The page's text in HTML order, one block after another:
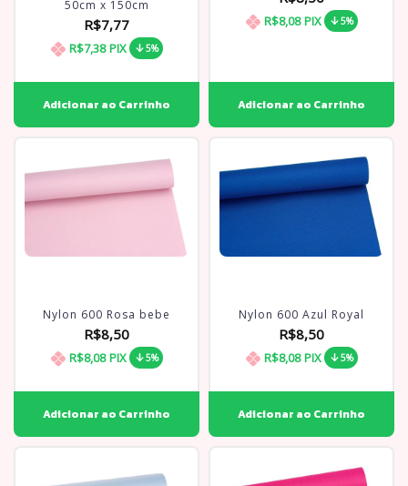
50cm x 150cm
R$7,77
R$7,38 PIX 5%
R$8,08 PIX 5%
Nylon 600 Rosa bebe
R$8,50
R$8,08 PIX 5%
Nylon 600 Azul Royal
R$8,50
R$8,08 PIX 5%